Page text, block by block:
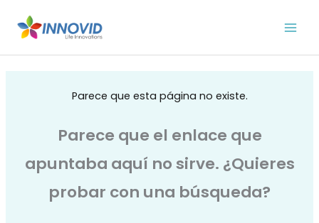
Parece que esta página no existe.
Parece que el enlace que
apuntaba aquí no sirve. ¿Quieres
probar con una búsqueda?